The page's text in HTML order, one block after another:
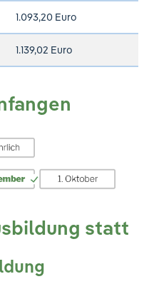
1.093,20 Euro
1.139,02 Euro
statt